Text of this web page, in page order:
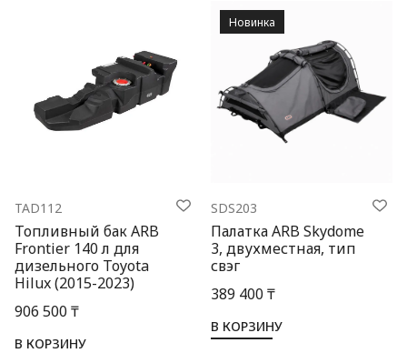
TAD112
Топливный бак ARB
Frontier 140 л для
дизельного Toyota
Hilux (2015-2023)
906 500 ₸
В КОРЗИНУ
SDS203
Палатка ARB Skydome
3, двухместная, тип
свэг
389 400 ₸
В КОРЗИНУ
Новинка